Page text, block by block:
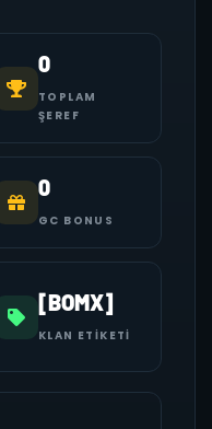
0
TOPLAM
ŞEREF
0
GC BONUS
[BOMX]
KLAN ETIKETI